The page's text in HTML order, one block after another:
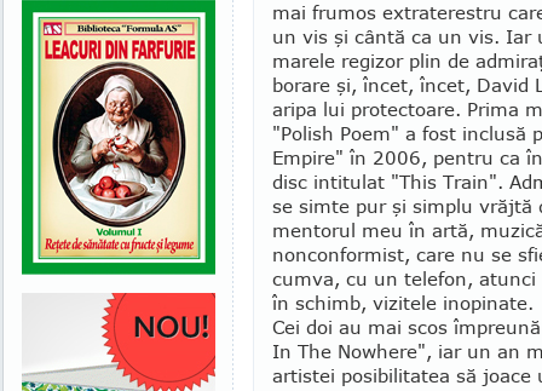
mai frumos ex­traterestru
un vis şi cântă ca un vis. Iar
marele regi­zor plin de
borare şi, încet, încet, David
aripa lui pro­tec­toare. Prima
"Polish Poem" a fost inclusă
Empire" în 2006, pentru ca
disc intitu­lat "This Train".
se simte pur şi simplu vrăjtă
mentorul meu în artă,
non­con­formist, care nu se
cumva, cu un telefon, atunci
în schimb, vizitele inopi­nate.
Cei doi au mai scos
In The Nowhere", iar un an
artistei posibili­tatea să joace